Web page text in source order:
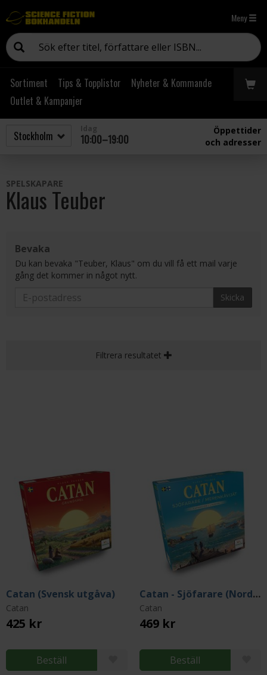
Meny
Sortiment Tips & Topplistor
Nyheter & Kommande
Outlet & Kampanjer
10:00–19:00
Öppettider
och adresser
SPELSKAPARE
Klaus Teuber
Bevaka
Du kan bevaka "Teuber, Klaus" om du vill få ett mail varje
gång det kommer in något nytt.
Skicka
Filtrera resultatet
Catan (Svensk utgåva)
Catan
425 kr
Beställ
Catan - Sjöfarare (Nordic)
Catan
469 kr
Beställ